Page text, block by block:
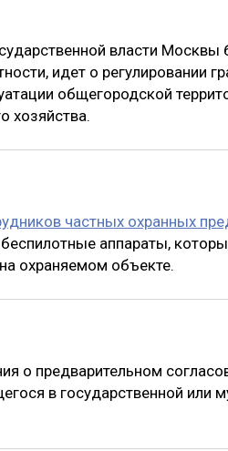
власти Москвы
идет о регулировании
общегородской
хозяйства.
частных охранных
аппараты,
охраняемом объекте.
о предварительном
в государственной или